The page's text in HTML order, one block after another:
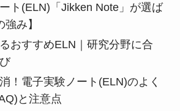
ト(ELN)「Jikken Note」が選ば
み】
おすすめELN｜研究分野に合
！電子実験ノート(ELN)のよく
と注意点